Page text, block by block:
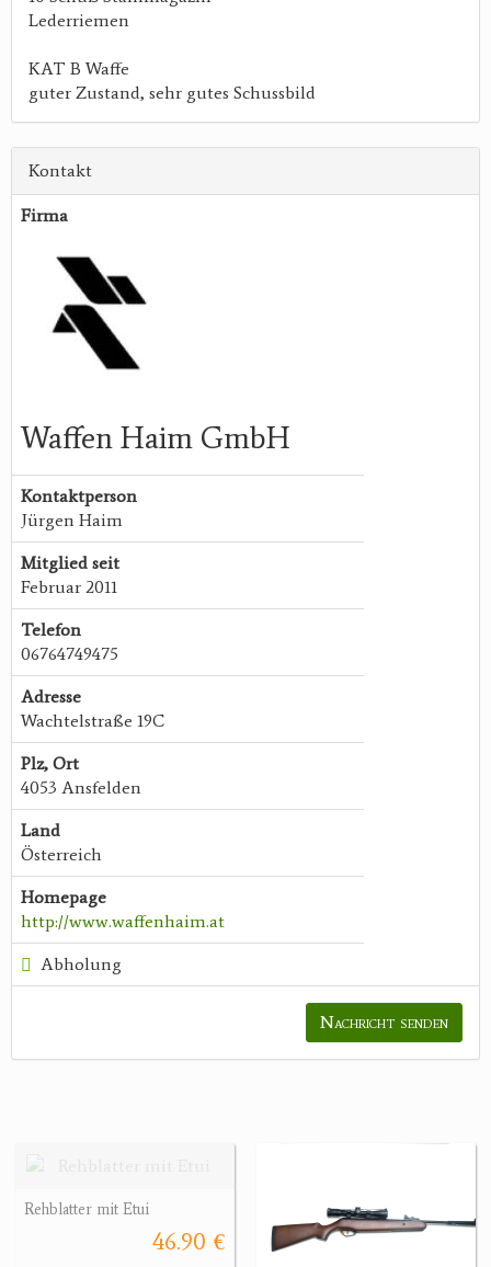
Lederriemen
KAT B Waffe
guter Zustand, sehr gutes Schussbild
Kontakt
Firma
Waffen Haim GmbH
Kontaktperson
Jürgen Haim
Mitglied seit
Februar 2011
Telefon
06764749475
Adresse
Wachtelstraße 19C
Plz, Ort
4053 Ansfelden
Land
Österreich
Homepage
http://www.waffenhaim.at
Abholung
Nachricht senden
Rehblatter mit Etui
46.90 €